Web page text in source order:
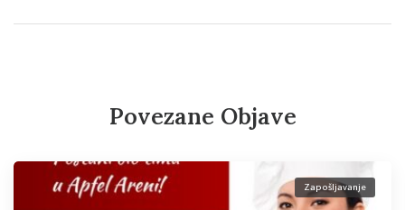
Povezane Objave
Zapošljavanje